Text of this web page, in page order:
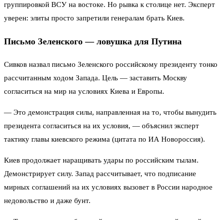
группировкой ВСУ на востоке. Но рывка к столице нет. Эксперт
уверен: элиты просто запретили генералам брать Киев.
Письмо Зеленского — ловушка для Путина
Сивков назвал письмо Зеленского российскому президенту тонко
рассчитанным ходом Запада. Цель — заставить Москву
согласиться на мир на условиях Киева и Европы.
— Это демонстрация силы, направленная на то, чтобы вынудить
президента согласиться на их условия, — объяснил эксперт
тактику главы киевского режима (цитата по ИА Новороссия).
Киев продолжает наращивать удары по российским тылам.
Демонстрирует силу. Запад рассчитывает, что подписание
мирных соглашений на их условиях вызовет в России народное
недовольство и даже бунт.